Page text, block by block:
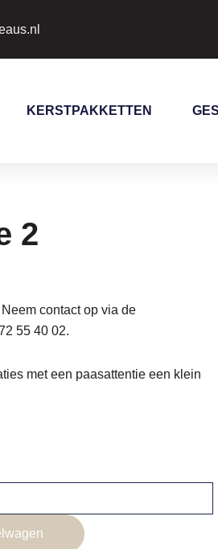
KERSTPAKKETTEN
2
contact op via de
55 40 02.
met een paasattentie een klein